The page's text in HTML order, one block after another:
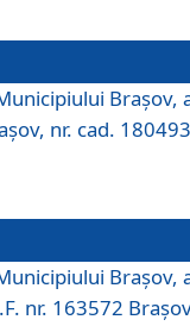
Braşov,
nr. cad.
Braşov,
nr. 163572